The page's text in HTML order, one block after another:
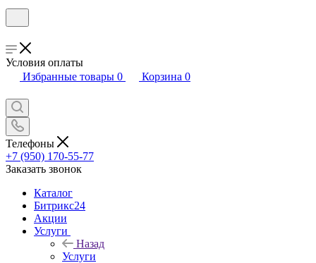
Условия оплаты
Избранные товары 0 Корзина 0
Телефоны
+7 (950) 170-55-77
Заказать звонок
Каталог
Битрикс24
Акции
Услуги
Назад
Услуги